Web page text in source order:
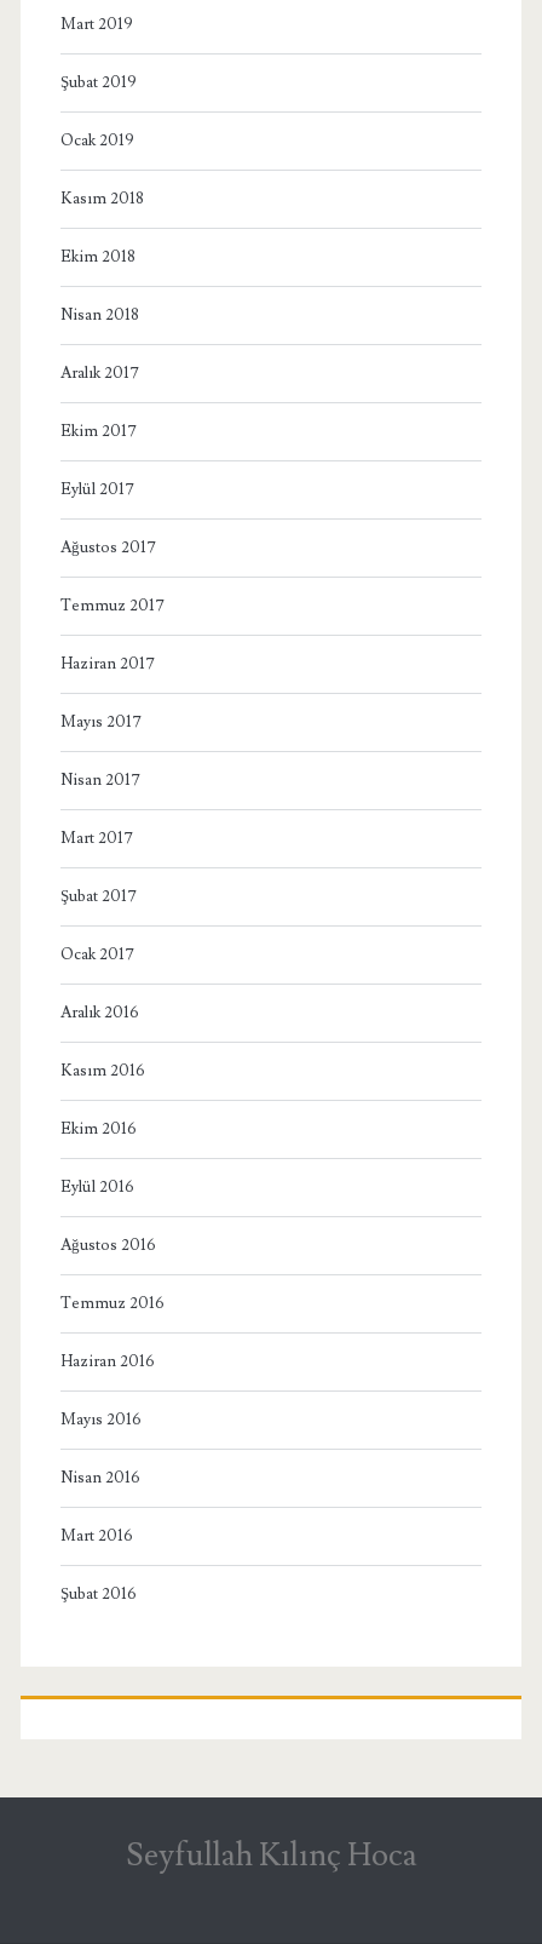
Mart 2019
Şubat 2019
Ocak 2019
Kasım 2018
Ekim 2018
Nisan 2018
Aralık 2017
Ekim 2017
Eylül 2017
Ağustos 2017
Temmuz 2017
Haziran 2017
Mayıs 2017
Nisan 2017
Mart 2017
Şubat 2017
Ocak 2017
Aralık 2016
Kasım 2016
Ekim 2016
Eylül 2016
Ağustos 2016
Temmuz 2016
Haziran 2016
Mayıs 2016
Nisan 2016
Mart 2016
Şubat 2016
Seyfullah Kılınç Hoca